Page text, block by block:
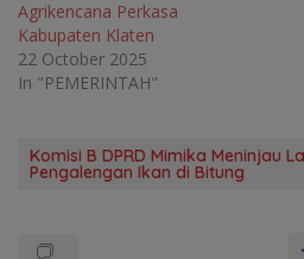
Agrikencana Perkasa
Kabupaten Klaten
22 October 2025
In "PEMERINTAH"
Komisi B DPRD Mimika Meninjau
Pengalengan Ikan di Bitung